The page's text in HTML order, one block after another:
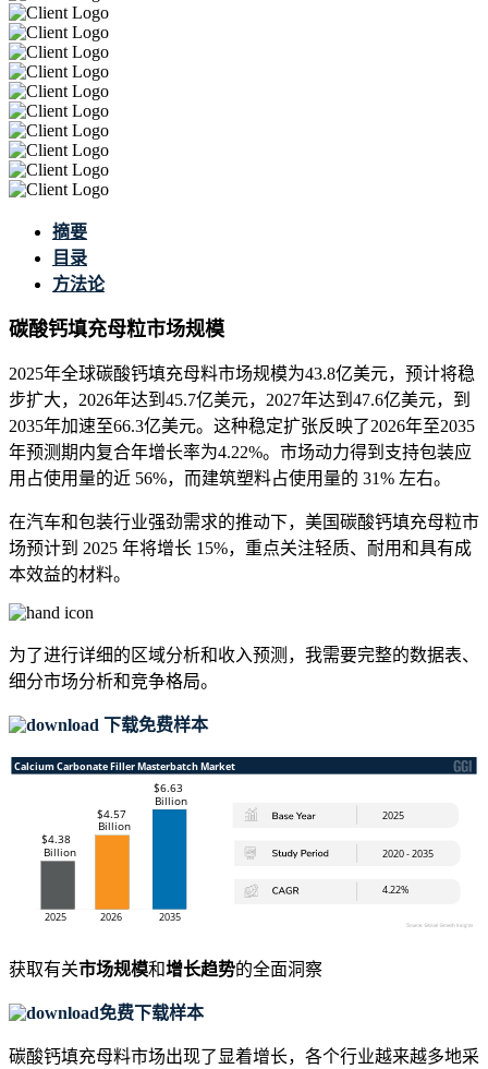
摘要
目录
方法论
碳酸钙填充母粒市场规模
2025年全球碳酸钙填充母料市场规模为43.8亿美元，预计将稳
步扩大，2026年达到45.7亿美元，2027年达到47.6亿美元，到
2035年加速至66.3亿美元。这种稳定扩张反映了2026年至2035
年预测期内复合年增长率为4.22%。市场动力得到支持包装应
用占使用量的近 56%，而建筑塑料占使用量的 31% 左右。
在汽车和包装行业强劲需求的推动下，美国碳酸钙填充母粒市
场预计到 2025 年将增长 15%，重点关注轻质、耐用和具有成
本效益的材料。
为了进行详细的区域分析和收入预测，我需要完整的数据表、
细分市场分析和竞争格局。
下载免费样本
获取有关市场规模和增长趋势的全面洞察
免费下载样本
碳酸钙填充母料市场出现了显着增长，各个行业越来越多地采